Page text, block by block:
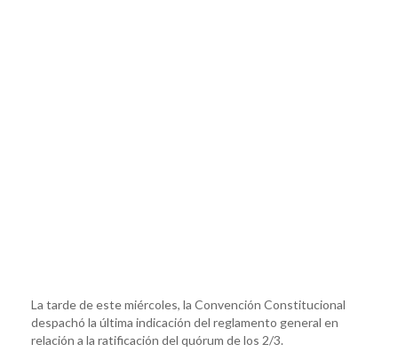
La tarde de este miércoles, la Convención Constitucional
despachó la última indicación del reglamento general en
relación a la ratificación del quórum de los 2/3.